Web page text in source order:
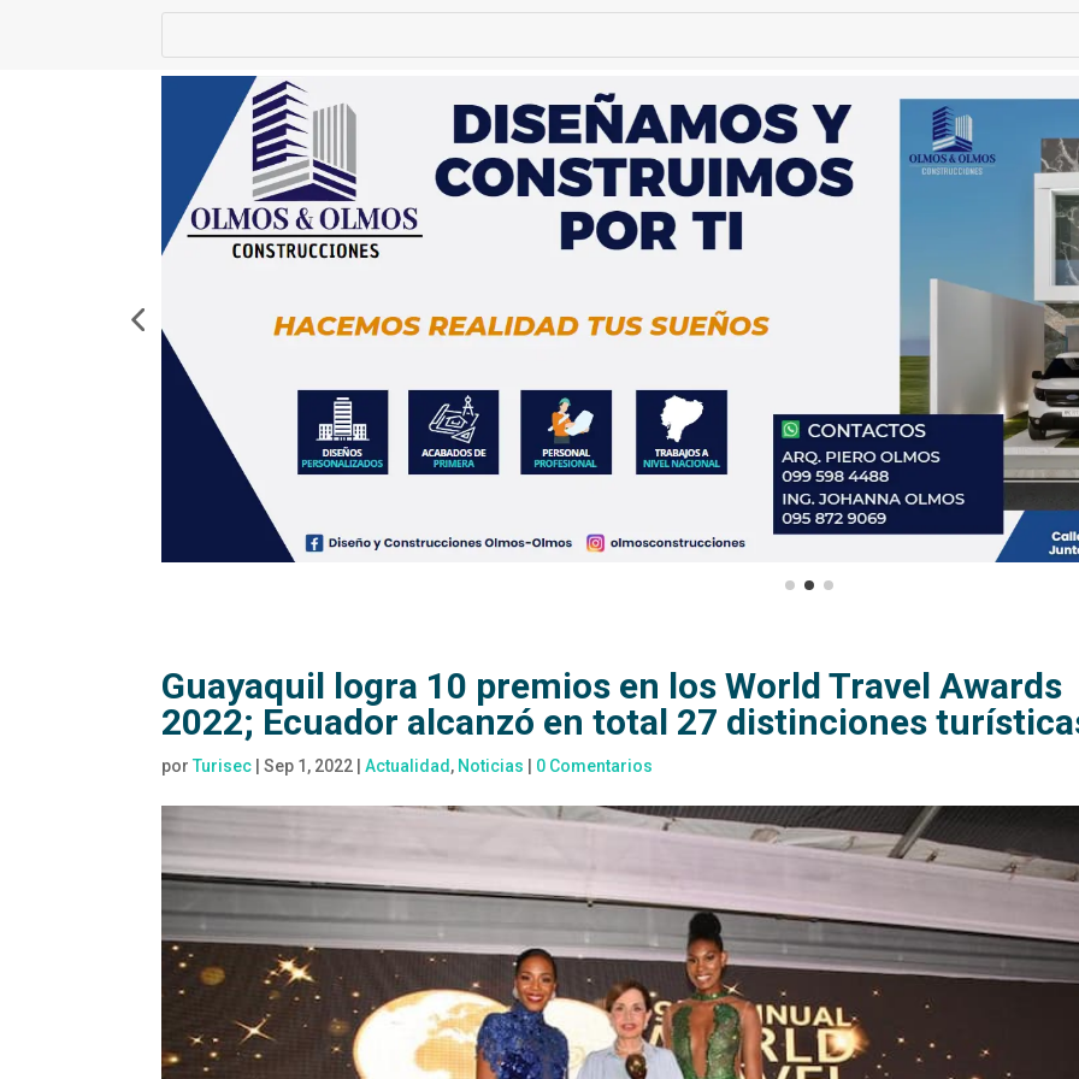
Guayaquil logra 10 premios en los World Travel Awards
2022; Ecuador alcanzó en total 27 distinciones
porTurisec |Sep 1, 2022 |Actualidad, Noticias 0 Comentarios